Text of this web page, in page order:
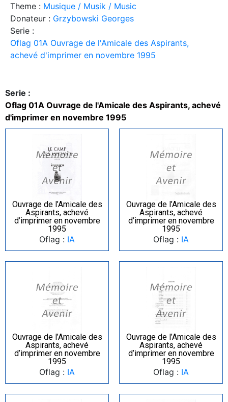
Theme : Musique / Musik / Music
Donateur : Grzybowski Georges
Serie :
Oflag 01A Ouvrage de l'Amicale des Aspirants,
achevé d'imprimer en novembre 1995
Serie :
Oflag 01A Ouvrage de l'Amicale des Aspirants, achevé
d'imprimer en novembre 1995
Ouvrage de l’Amicale des
Aspirants, achevé
d’imprimer en novembre
1995
Oflag : IA
Ouvrage de l’Amicale des
Aspirants, achevé
d’imprimer en novembre
1995
Oflag : IA
Ouvrage de l’Amicale des
Aspirants, achevé
d’imprimer en novembre
1995
Oflag : IA
Ouvrage de l’Amicale des
Aspirants, achevé
d’imprimer en novembre
1995
Oflag : IA